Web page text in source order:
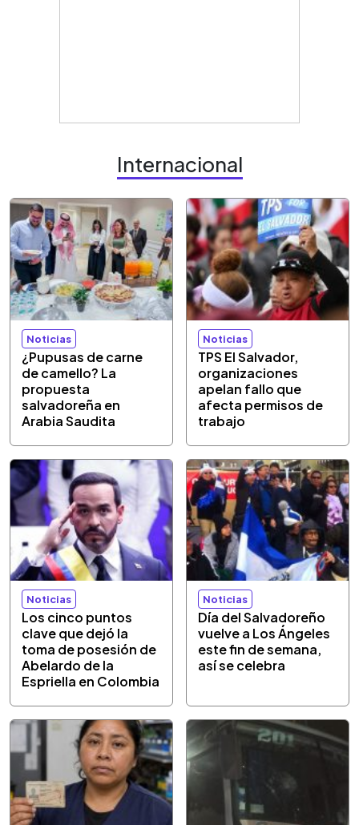
Internacional
Noticias
¿Pupusas de carne
de camello? La
propuesta
salvadoreña en
Arabia Saudita
Noticias
TPS El Salvador,
organizaciones
apelan fallo que
afecta permisos de
trabajo
Noticias
Los cinco puntos
clave que dejó la
toma de posesión de
Abelardo de la
Espriella en Colombia
Noticias
Día del Salvadoreño
vuelve a Los Ángeles
este fin de semana,
así se celebra